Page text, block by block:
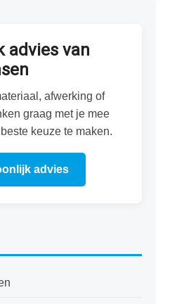
advies van
afwerking of
graag met je mee
keuze te maken.
advies